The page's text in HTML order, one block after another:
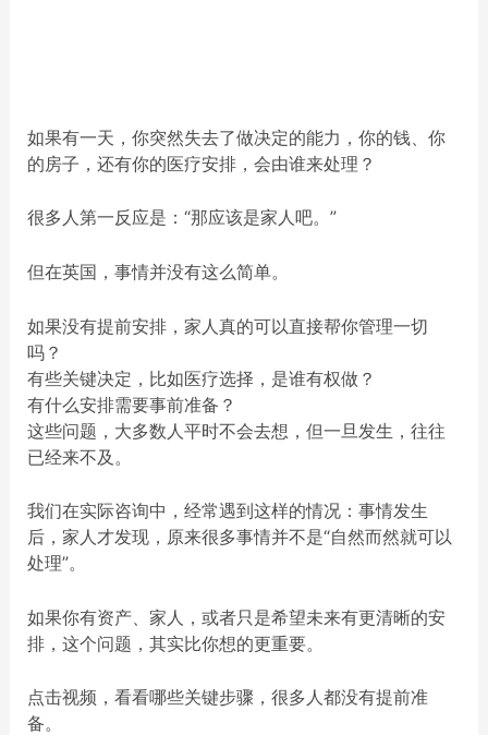
如果有一天，你突然失去了做决定的能力，你的钱、你
的房子，还有你的医疗安排，会由谁来处理？
很多人第一反应是：“那应该是家人吧。”
但在英国，事情并没有这么简单。
如果没有提前安排，家人真的可以直接帮你管理一切
吗？
有些关键决定，比如医疗选择，是谁有权做？
有什么安排需要事前准备？
这些问题，大多数人平时不会去想，但一旦发生，往往
已经来不及。
我们在实际咨询中，经常遇到这样的情况：事情发生
后，家人才发现，原来很多事情并不是“自然而然就可以
处理”。
如果你有资产、家人，或者只是希望未来有更清晰的安
排，这个问题，其实比你想的更重要。
点击视频，看看哪些关键步骤，很多人都没有提前准
备。